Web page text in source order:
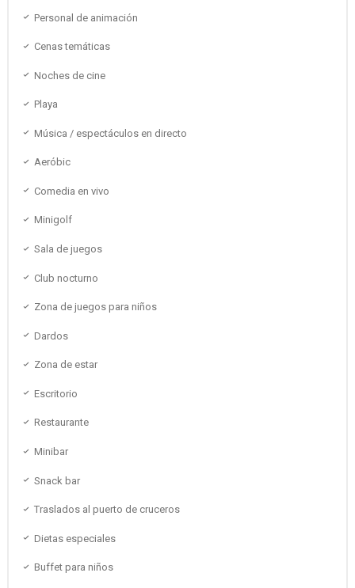
Personal de animación
Cenas temáticas
Noches de cine
Playa
Música / espectáculos en directo
Aeróbic
Comedia en vivo
Minigolf
Sala de juegos
Club nocturno
Zona de juegos para niños
Dardos
Zona de estar
Escritorio
Restaurante
Minibar
Snack bar
Traslados al puerto de cruceros
Dietas especiales
Buffet para niños